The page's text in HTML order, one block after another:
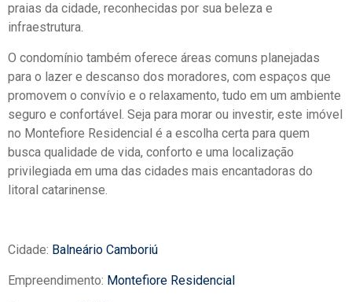
praias da cidade, reconhecidas por sua beleza e
infraestrutura.
O condomínio também oferece áreas comuns planejadas
para o lazer e descanso dos moradores, com espaços que
promovem o convívio e o relaxamento, tudo em um ambiente
seguro e confortável. Seja para morar ou investir, este imóvel
no Montefiore Residencial é a escolha certa para quem
busca qualidade de vida, conforto e uma localização
privilegiada em uma das cidades mais encantadoras do
litoral catarinense.
Cidade: Balneário Camboriú
Empreendimento: Montefiore Residencial